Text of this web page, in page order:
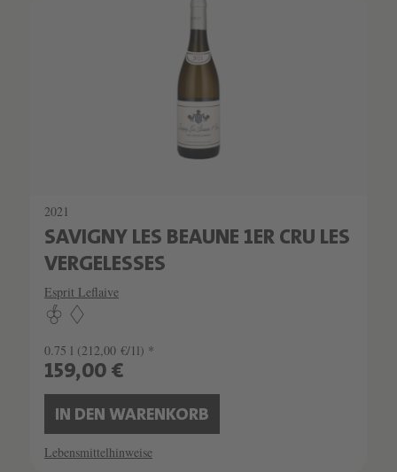
2021
SAVIGNY LES BEAUNE 1ER CRU LES
VERGELESSES
Esprit Leflaive
0.75 l (212,00 €/1l) *
159,00 €
IN DEN WARENKORB
Lebensmittelhinweise